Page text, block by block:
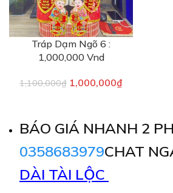
Tráp Dạm Ngõ 6 :
1,000,000 Vnd
1,100,000₫ 1,000,000₫
BÁO GIÁ NHANH 2
0358683979CHAT
DÀI TÀI LỘC